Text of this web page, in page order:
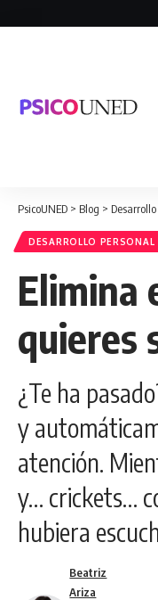
PsicoUNED > Blog >
DESARROLLO PERSONAL
Elimina
quieres
¿Te ha
y
atención.
y… crickets…
hubiera
Beatriz
Ariza